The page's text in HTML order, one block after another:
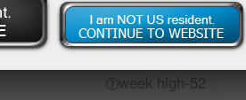
Closing
Maximumprice
52-week
high